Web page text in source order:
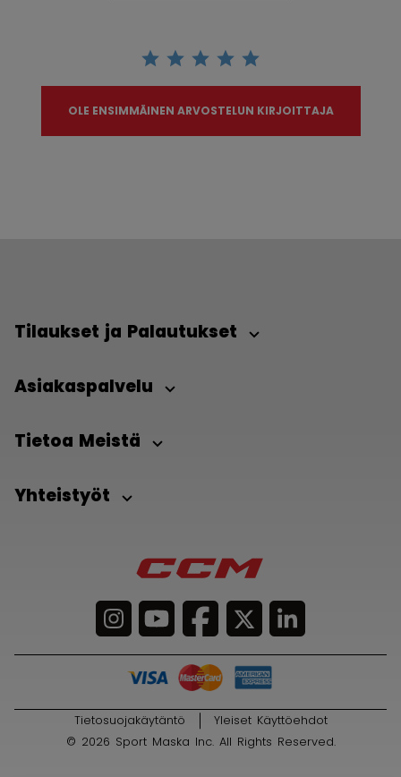
OLE ENSIMMÄINEN ARVOSTELUN KIRJOITTAJA
Tilaukset ja Palautukset
Asiakaspalvelu
Tietoa Meistä
Yhteistyöt
© 2026 Sport Maska Inc. All Rights Reserved.
Tietosuojakäytäntö Yleiset Käyttöehdot